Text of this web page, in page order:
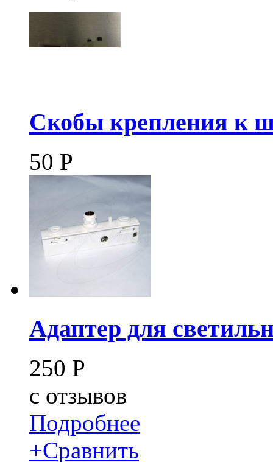
Скобы крепления к
50 Р
Адаптер для
250 Р
c отзывов
Подробнее
+Сравнить